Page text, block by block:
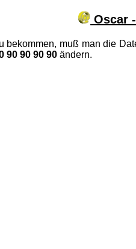
Oscar
bekommen, muß man die
90 90 90 90 ändern.